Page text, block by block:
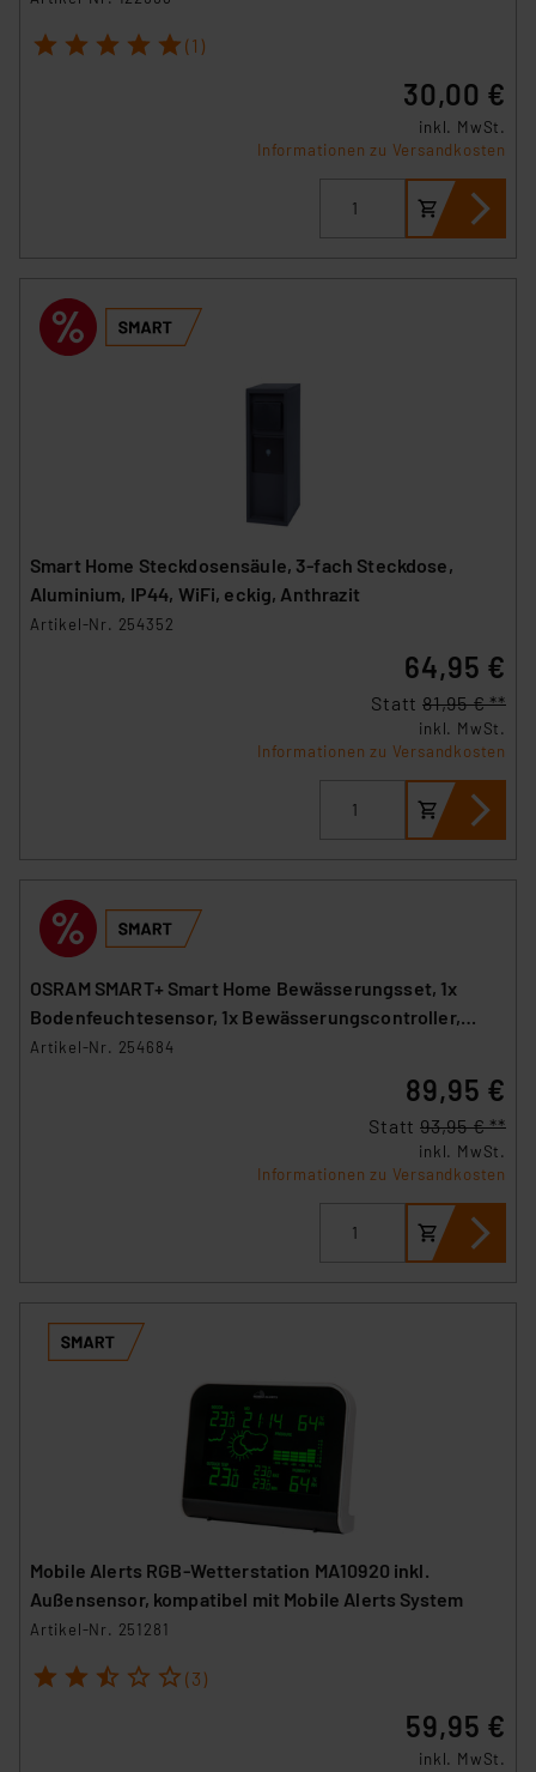
1 2 3 4 5 (1)
30,00 €
inkl. MwSt.
Informationen zu Versandkosten
Smart Home Steckdosensäule, 3-fach Steckdose,
Aluminium, IP44, WiFi, eckig, Anthrazit
Artikel-Nr. 254352
64,95 €
Statt 81,95 € **
inkl. MwSt.
Informationen zu Versandkosten
OSRAM SMART+ Smart Home Bewässerungsset, 1x
Bodenfeuchtesensor, 1x Bewässerungscontroller,
WLAN
Artikel-Nr. 254684
89,95 €
Statt 93,95 € **
inkl. MwSt.
Informationen zu Versandkosten
Mobile Alerts RGB-Wetterstation MA10920 inkl.
Außensensor, kompatibel mit Mobile Alerts System
Artikel-Nr. 251281
1 2 3 4 5 (3)
59,95 €
inkl. MwSt.